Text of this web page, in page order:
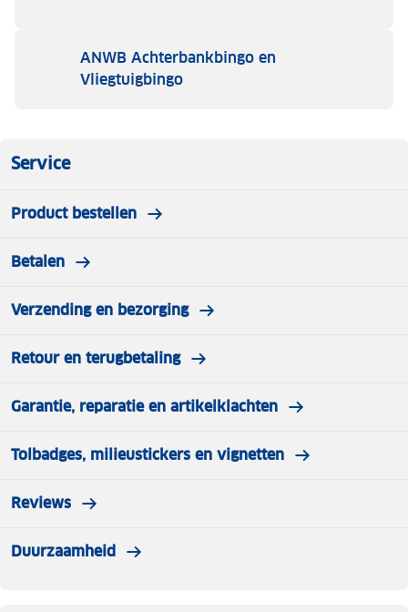
ANWB Achterbankbingo en
Vliegtuigbingo
Service
Product bestellen
Betalen
Verzending en bezorging
Retour en terugbetaling
Garantie, reparatie en artikelklachten
Tolbadges, milieustickers en vignetten
Reviews
Duurzaamheid